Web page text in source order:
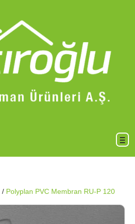
/ Polyplan PVC Membran RU-P 120